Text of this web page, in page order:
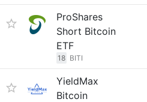
ProShares
Short Bitcoin
ETF
18 BITI
YieldMax
Bitcoin